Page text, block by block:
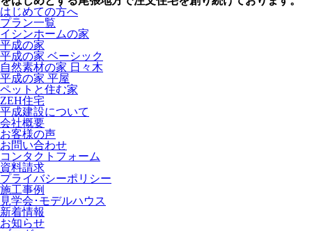
はじめての方へ
プラン一覧
イシンホームの家
平成の家
平成の家 ベーシック
自然素材の家 日々木
平成の家 平屋
ペットと住む家
ZEH住宅
平成建設について
会社概要
お客様の声
お問い合わせ
コンタクトフォーム
資料請求
プライバシーポリシー
施工事例
見学会･モデルハウス
新着情報
お知らせ